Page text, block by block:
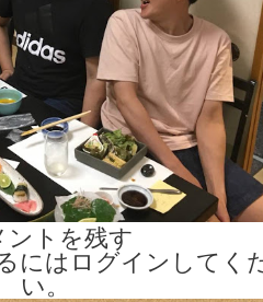
ントを残す
には ログイン してく
い。